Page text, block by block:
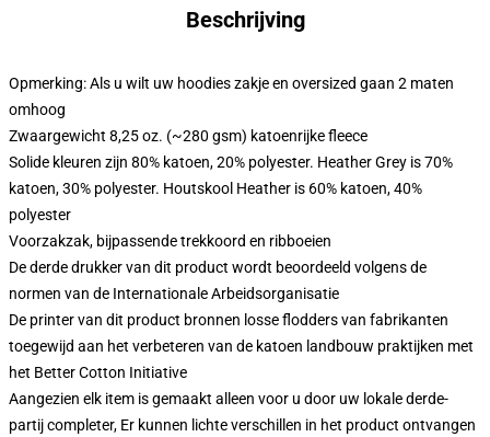
Beschrijving
Opmerking: Als u wilt uw hoodies zakje en oversized gaan 2 maten
omhoog
Zwaargewicht 8,25 oz. (~280 gsm) katoenrijke fleece
Solide kleuren zijn 80% katoen, 20% polyester. Heather Grey is 70%
katoen, 30% polyester. Houtskool Heather is 60% katoen, 40%
polyester
Voorzakzak, bijpassende trekkoord en ribboeien
De derde drukker van dit product wordt beoordeeld volgens de
normen van de Internationale Arbeidsorganisatie
De printer van dit product bronnen losse flodders van fabrikanten
toegewijd aan het verbeteren van de katoen landbouw praktijken met
het Better Cotton Initiative
Aangezien elk item is gemaakt alleen voor u door uw lokale derde-
partij completer, Er kunnen lichte verschillen in het product ontvangen